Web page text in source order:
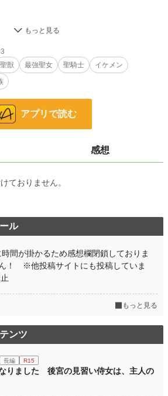
いるのは知っているが、子爵令嬢ではこの俺に釣
約破棄を宣言された私――イザベラ・フランクリ
らだ。
ありません。
人生を始めます。
から去ってたくさんの幸せを掴む物語。
です。
いただいています。
聖獣 最強聖女 聖騎士
イケメン
アプリで読む
感想
ておりません。
ル
間が掛かるため感想欄閉鎖しておりま
！ ※他投稿サイトにも投稿していま
もっと見る
ンツ
長編 R15
りました 後宮の見習い侍女は、主人の